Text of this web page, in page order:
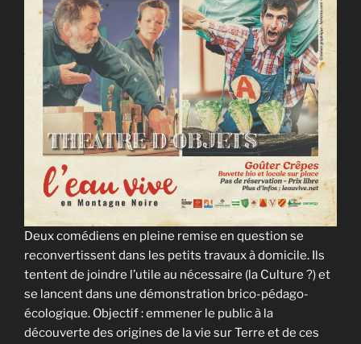
Deux comédiens en pleine remise en question se
reconvertissent dans les petits travaux à domicile. Ils
tentent de joindre l’utile au nécessaire (la Culture ?) et
se lancent dans une démonstration brico-pédago-
écologique. Objectif : emmener le public à la
découverte des origines de la vie sur Terre et de ces